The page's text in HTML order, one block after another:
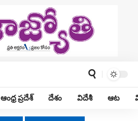
ఆంధ్ర ప్రదేశ్ దేశం విదేశీ ఆట